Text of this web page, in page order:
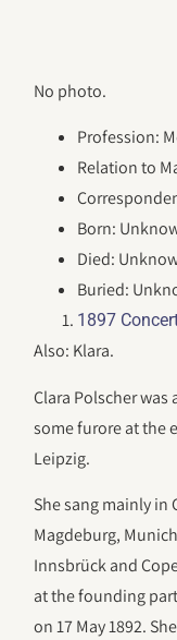
No photo.
Profession:
Relation to
Born:
Died:
Buried:
1897
Also: Klara.
Clara Polscher was
some furore at the
Leipzig.
She sang mainly in
Magdeburg,
Innsbrück and
at the founding
on 17 May 1892.